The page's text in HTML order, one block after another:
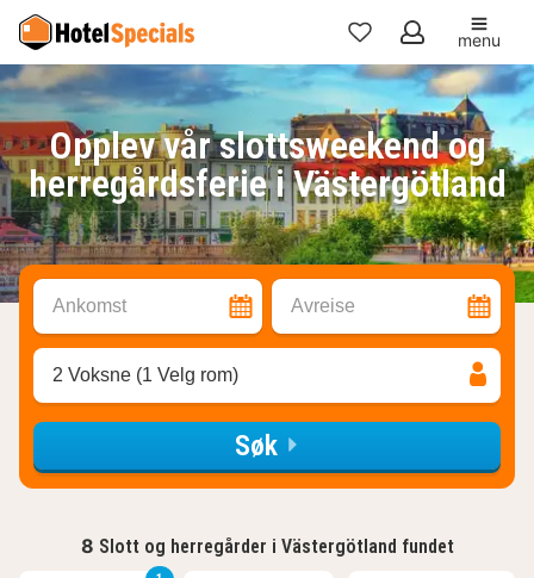
Mine
favoritter
menu
Opplev vår slottsweekend og
herregårdsferie i Västergötland
Ankomst Avreise
2 Voksne (1 Velg rom)
Søk
8 Slott og herregårder i Västergötland fundet